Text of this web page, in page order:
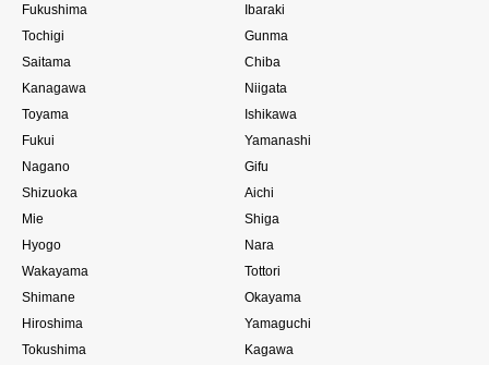
Fukushima
Ibaraki
Tochigi
Gunma
Saitama
Chiba
Kanagawa
Niigata
Toyama
Ishikawa
Fukui
Yamanashi
Nagano
Gifu
Shizuoka
Aichi
Mie
Shiga
Hyogo
Nara
Wakayama
Tottori
Shimane
Okayama
Hiroshima
Yamaguchi
Tokushima
Kagawa